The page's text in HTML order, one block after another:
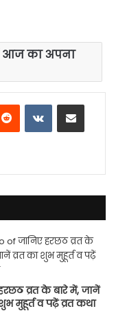
आज का अपना
Reddit VKontakteShare via Email
व्रत के बारे में, जानें
मुहूर्त व पढ़ें व्रत कथा